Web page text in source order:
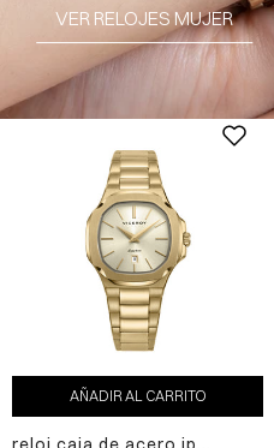
VER RELOJES MUJER
AÑADIR AL CARRITO